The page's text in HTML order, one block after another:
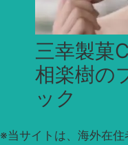
三幸製菓
相楽樹の
ック
※当サイトは、海外在